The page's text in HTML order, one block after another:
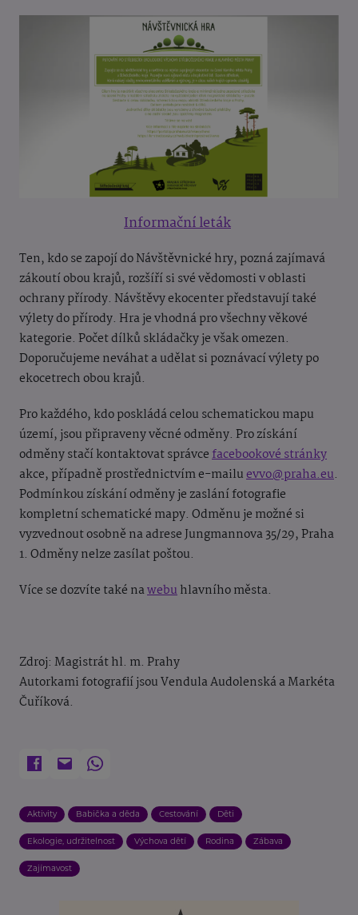
Informační leták
Ten, kdo se zapojí do Návštěvnické hry, pozná zajímavá
zákoutí obou krajů, rozšíří si své vědomosti v oblasti
ochrany přírody. Návštěvy ekocenter představují také
výlety do přírody. Hra je vhodná pro všechny věkové
kategorie. Počet dílků skládačky je však omezen.
Doporučujeme neváhat a udělat si poznávací výlety po
ekocetrech obou krajů.
Pro každého, kdo poskládá celou schematickou mapu
území, jsou připraveny věcné odměny. Pro získání
odměny stačí kontaktovat správcefacebookové stránky
akce, případně prostřednictvím e-mailuevvo@praha.eu.
Podmínkou získání odměny je zaslání fotografie
kompletní schematické mapy. Odměnu je možné si
vyzvednout osobně na adrese Jungmannova 35/29, Praha
1. Odměny nelze zasílat poštou.
Více se dozvíte také nawebuhlavního města.
Zdroj: Magistrát hl. m. Prahy
Autorkami fotografií jsou Vendula Audolenská a Markéta
Čuříková.
Aktivity Babička a děda Cestování Děti
Ekologie, udržitelnost Výchova dětí Rodina Zábava
Zajímavost